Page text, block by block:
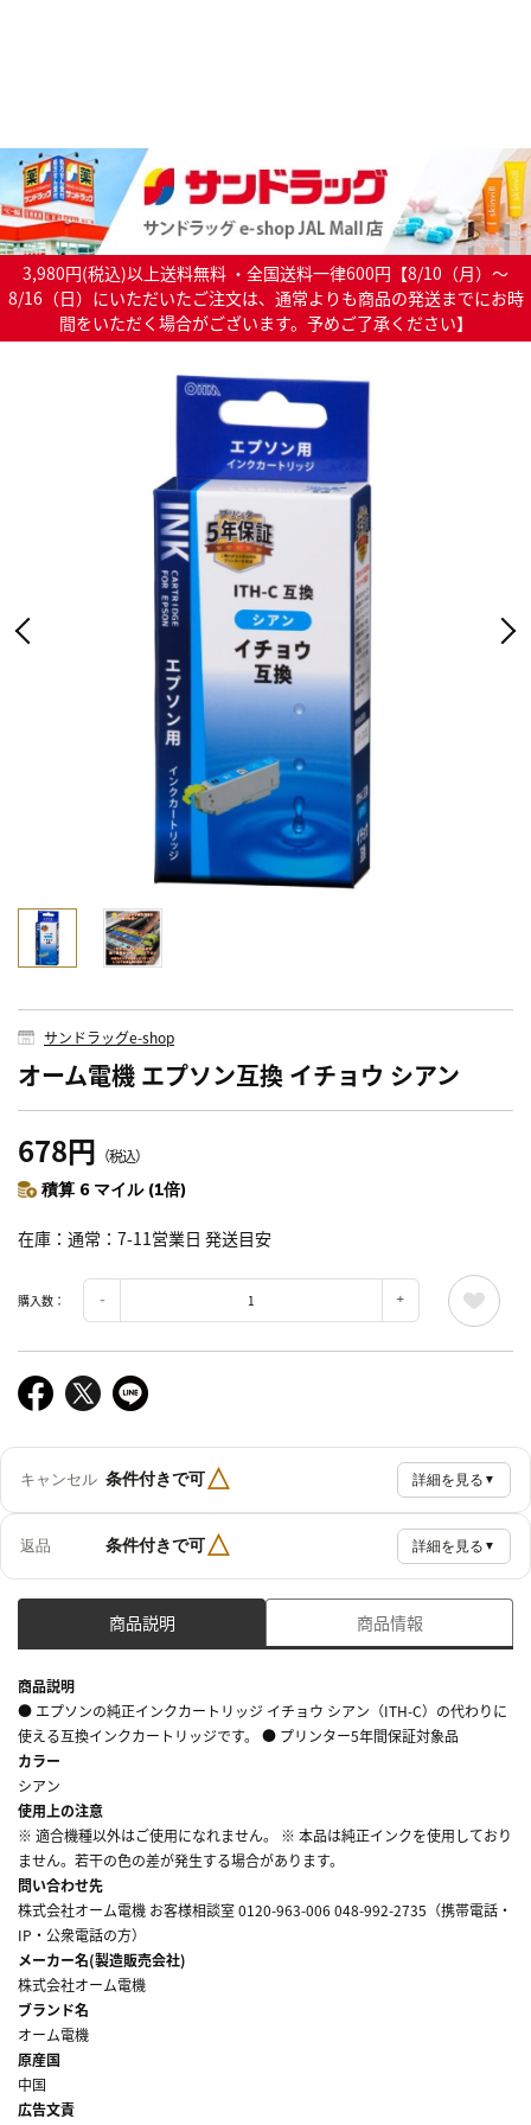
3,980円(税込)以上送料無料 ・全国送料一律600円【8/10（月）～
8/16（日）にいただいたご注文は、通常よりも商品の発送までにお時
間をいただく場合がございます。予めご了承ください】
サンドラッグe-shop
オーム電機 エプソン互換 イチョウ シアン
678円 （税込）
積算 6 マイル (1倍)
在庫 通常：7-11営業日 発送目安
購入数：
キャンセル 条件付きで可△ 詳細を見る ▼
返品 条件付きで可△ 詳細を見る ▼
商品説明 商品情報
商品説明
● エプソンの純正インクカートリッジ イチョウ シアン（ITH-C）の代わりに
使える互換インクカートリッジです。 ● プリンター5年間保証対象品
カラー
シアン
使用上の注意
※ 適合機種以外はご使用になれません。 ※ 本品は純正インクを使用しており
ません。若干の色の差が発生する場合があります。
問い合わせ先
株式会社オーム電機 お客様相談室 0120-963-006 048-992-2735（携帯電話・
IP・公衆電話の方）
メーカー名(製造販売会社)
株式会社オーム電機
ブランド名
オーム電機
原産国
中国
広告文責